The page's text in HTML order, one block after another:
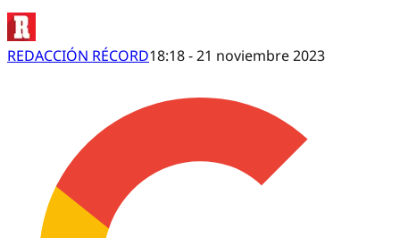
REDACCIÓN RÉCORD18:18 - 21 noviembre 2023